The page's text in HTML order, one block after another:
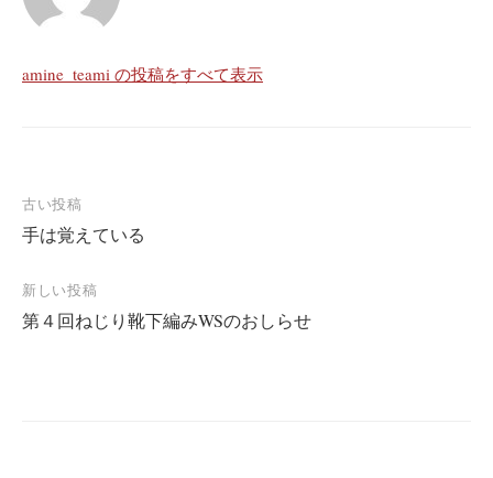
amine_teami の投稿をすべて表示
稿
ナ
古い投稿
手は覚えている
新しい投稿
第４回ねじり靴下編みWSのおしらせ